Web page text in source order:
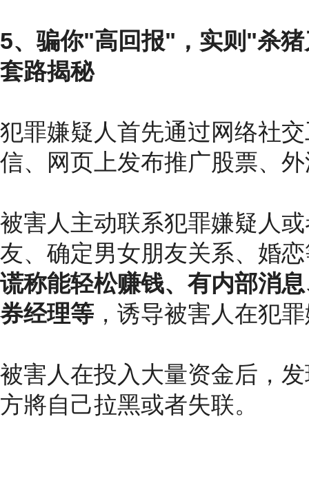
5、骗你"高回报"，实则"杀
套路揭秘
犯罪嫌疑人首先通过网络社
信、网页上发布推广股票、
被害人主动联系犯罪嫌疑人
友、确定男女朋友关系、婚
谎称能轻松赚钱、有内部消
券经理等 ，诱导被害人在犯
被害人在投入大量资金后，
方將自己拉黑或者失联。